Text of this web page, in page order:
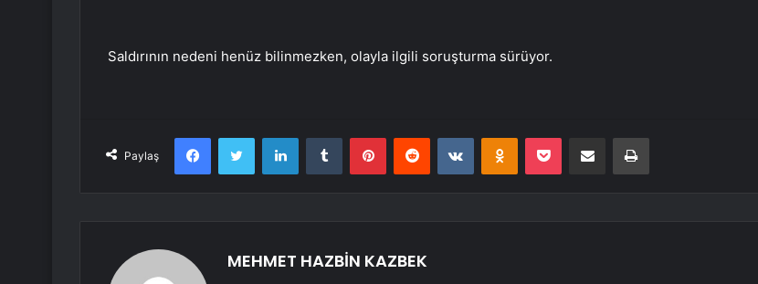
Saldırının nedeni henüz bilinmezken, olayla ilgili soruşturma sürüyor.
Paylaş
FacebookTwitter LinkedInTumblr PinterestReddit VKontakteOdnoklassniki
Pocket E-Posta ile paylaş Yazdır
MEHMET HAZBİN KAZBEK